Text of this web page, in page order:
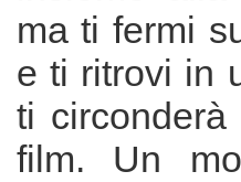
ma ti fermi
e ti ritrovi in
ti
film. Un